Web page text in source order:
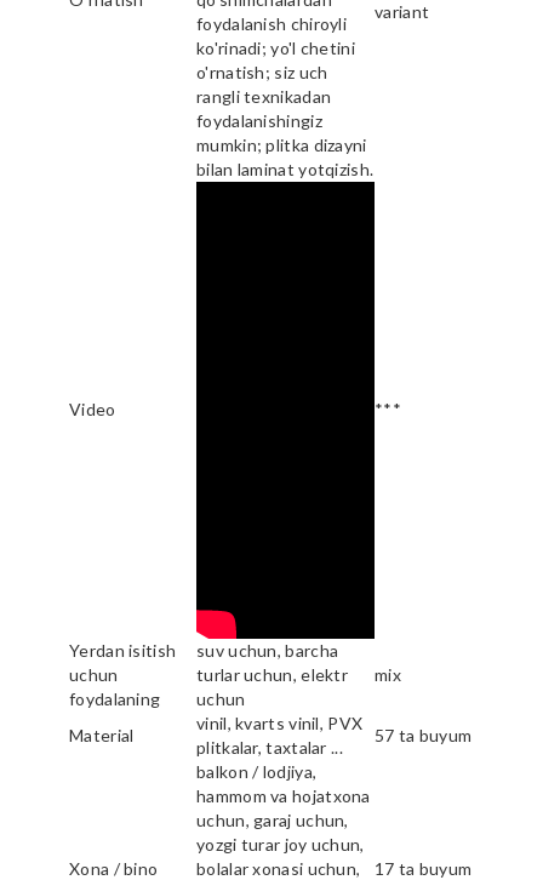
foydalanish chiroyli
ko'rinadi; yo'l chetini
o'rnatish; siz uch
rangli texnikadan
foydalanishingiz
mumkin; plitka dizayni
bilan laminat yotqizish.
variant
Video ***
Yerdan isitish
uchun
foydalaning
suv uchun, barcha
turlar uchun, elektr
uchun
mix
Material
vinil, kvarts vinil, PVX
plitkalar, taxtalar ...
57 ta buyum
Xona / bino
balkon / lodjiya,
hammom va hojatxona
uchun, garaj uchun,
yozgi turar joy uchun,
bolalar xonasi uchun,
17 ta buyum